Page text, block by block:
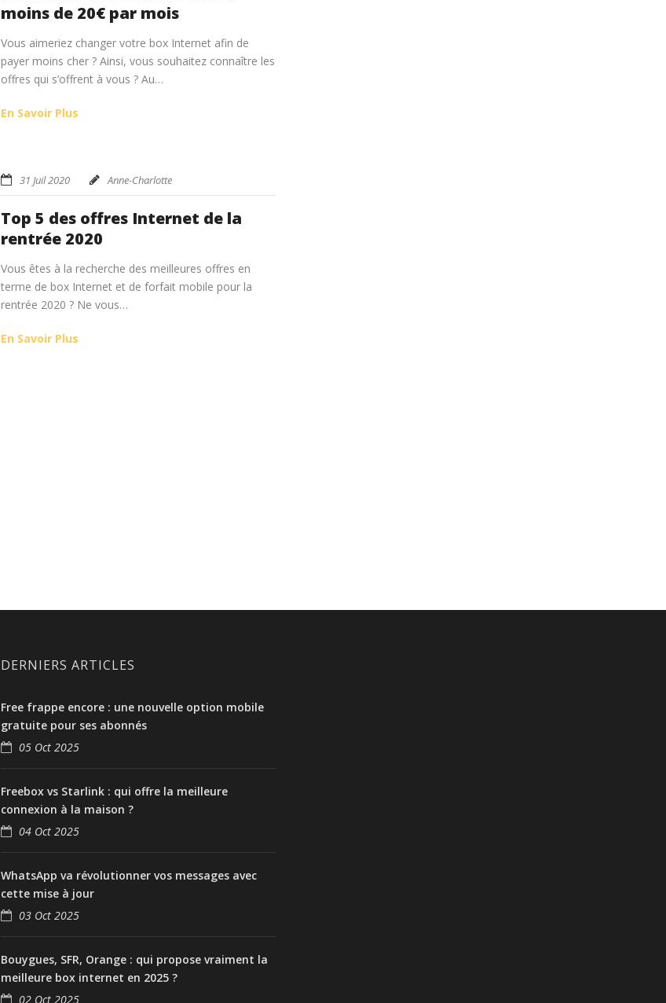
moins de 20€ par mois
Vous aimeriez changer votre box Internet afin de
payer moins cher ? Ainsi, vous souhaitez connaître les
offres qui s’offrent à vous ? Au…
En Savoir Plus
31 Juil 2020 Anne-Charlotte
Top 5 des offres Internet de la
rentrée 2020
Vous êtes à la recherche des meilleures offres en
terme de box Internet et de forfait mobile pour la
rentrée 2020 ? Ne vous…
En Savoir Plus
DERNIERS ARTICLES
Free frappe encore : une nouvelle option mobile
gratuite pour ses abonnés
05 Oct 2025
Freebox vs Starlink : qui offre la meilleure
connexion à la maison ?
04 Oct 2025
WhatsApp va révolutionner vos messages avec
cette mise à jour
03 Oct 2025
Bouygues, SFR, Orange : qui propose vraiment la
meilleure box internet en 2025 ?
02 Oct 2025